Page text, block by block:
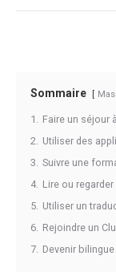
Sommaire
1.
Faire un séjour
2.
Utiliser des
3. Suivre une
4. Lire ou
5. Utiliser un
6. Rejoindre un
7. Devenir